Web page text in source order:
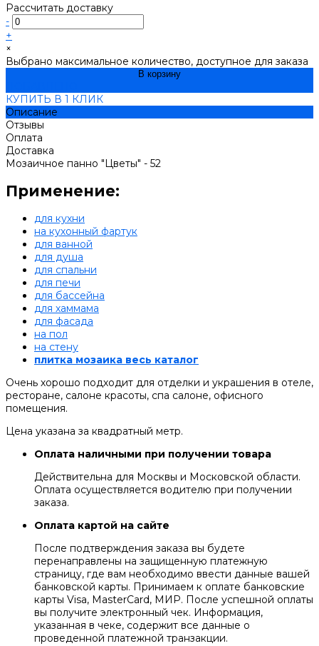
Рассчитать доставку
-
+
×
Выбрано максимальное количество, доступное для заказа
В корзину
КУПИТЬ В 1 КЛИК
Описание
Отзывы
Оплата
Доставка
Мозаичное панно "Цветы" - 52
Применение:
для кухни
на кухонный фартук
для ванной
для душа
для спальни
для печи
для бассейна
для хаммама
для фасада
на пол
на стену
плитка мозаика весь каталог
Очень хорошо подходит для отделки и украшения в отеле,
ресторане, салоне красоты, спа салоне, офисного
помещения.
Цена указана за квадратный метр.
Оплата наличными при получении товара
Действительна для Москвы и Московской области.
Оплата осуществляется водителю при получении
заказа.
Оплата картой на сайте
После подтверждения заказа вы будете
перенаправлены на защищенную платежную
страницу, где вам необходимо ввести данные вашей
банковской карты. Принимаем к оплате банковские
карты Visa, MasterCard, МИР. После успешной оплаты
вы получите электронный чек. Информация,
указанная в чеке, содержит все данные о
проведенной платежной транзакции.